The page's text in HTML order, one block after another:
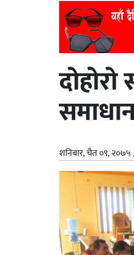
शनिबार, चैत ०९, २०७५